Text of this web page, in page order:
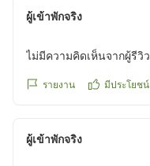
ผู้เข้าพักจริง
ไม่มีความคิดเห็นจากผู้รีวิว
รายงาน มีประโยชน์
ผู้เข้าพักจริง